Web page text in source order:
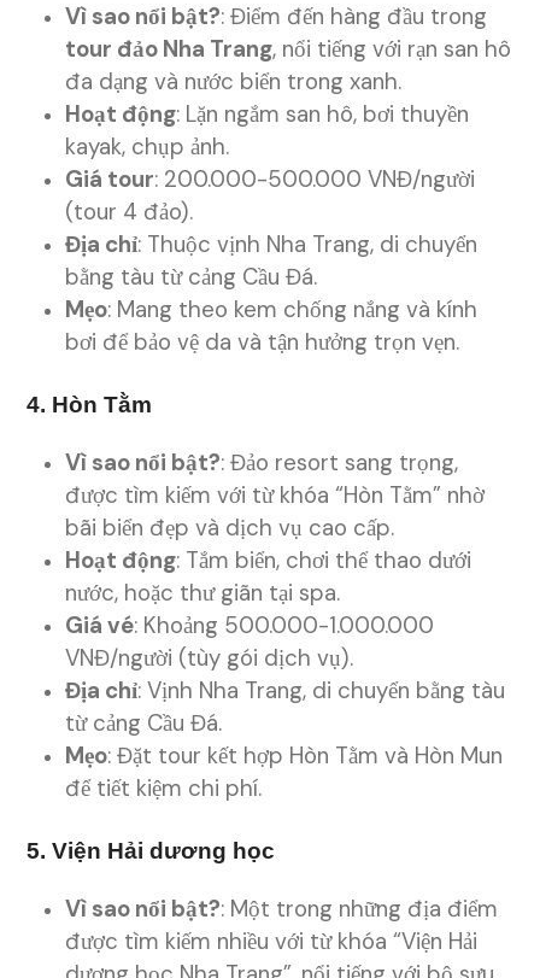
Vì sao nổi bật?: Điểm đến hàng đầu trong
tour đảo Nha Trang, nổi tiếng với rạn san hô
đa dạng và nước biển trong xanh.
Hoạt động: Lặn ngắm san hô, bơi thuyền
kayak, chụp ảnh.
Giá tour: 200.000-500.000 VNĐ/người
(tour 4 đảo).
Địa chỉ: Thuộc vịnh Nha Trang, di chuyển
bằng tàu từ cảng Cầu Đá.
Mẹo: Mang theo kem chống nắng và kính
bơi để bảo vệ da và tận hưởng trọn vẹn.
4. Hòn Tằm
Vì sao nổi bật?: Đảo resort sang trọng,
được tìm kiếm với từ khóa “Hòn Tằm” nhờ
bãi biển đẹp và dịch vụ cao cấp.
Hoạt động: Tắm biển, chơi thể thao dưới
nước, hoặc thư giãn tại spa.
Giá vé: Khoảng 500.000-1.000.000
VNĐ/người (tùy gói dịch vụ).
Địa chỉ: Vịnh Nha Trang, di chuyển bằng tàu
từ cảng Cầu Đá.
Mẹo: Đặt tour kết hợp Hòn Tằm và Hòn Mun
để tiết kiệm chi phí.
5. Viện Hải dương học
Vì sao nổi bật?: Một trong những địa điểm
được tìm kiếm nhiều với từ khóa “Viện Hải